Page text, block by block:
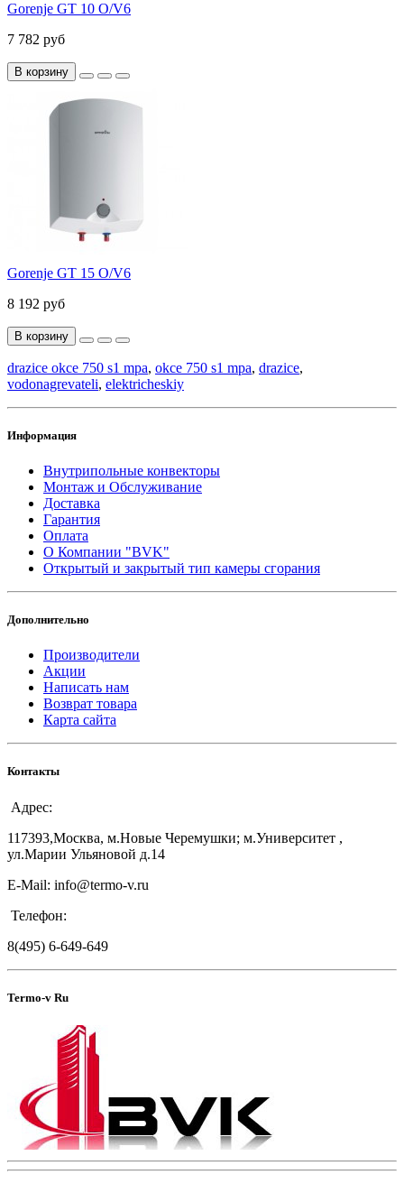
Gorenje GT 10 O/V6
7 782 руб
В корзину
Gorenje GT 15 O/V6
8 192 руб
В корзину
drazice okce 750 s1 mpa, okce 750 s1 mpa, drazice,
vodonagrevateli, elektricheskiy
Информация
Внутрипольные конвекторы
Монтаж и Обслуживание
Доставка
Гарантия
Оплата
О Компании "BVK"
Открытый и закрытый тип камеры сгорания
Дополнительно
Производители
Акции
Написать нам
Возврат товара
Карта сайта
Контакты
Адрес:
117393,Москва, м.Новые Черемушки; м.Университет ,
ул.Марии Ульяновой д.14
E-Mail: info@termo-v.ru
Телефон:
8(495) 6-649-649
Termo-v Ru